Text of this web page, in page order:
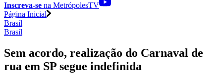
Inscreva-se na MetrópolesTV
Página Inicial
Brasil
Brasil
Sem acordo, realização do Carnaval de
rua em SP segue indefinida